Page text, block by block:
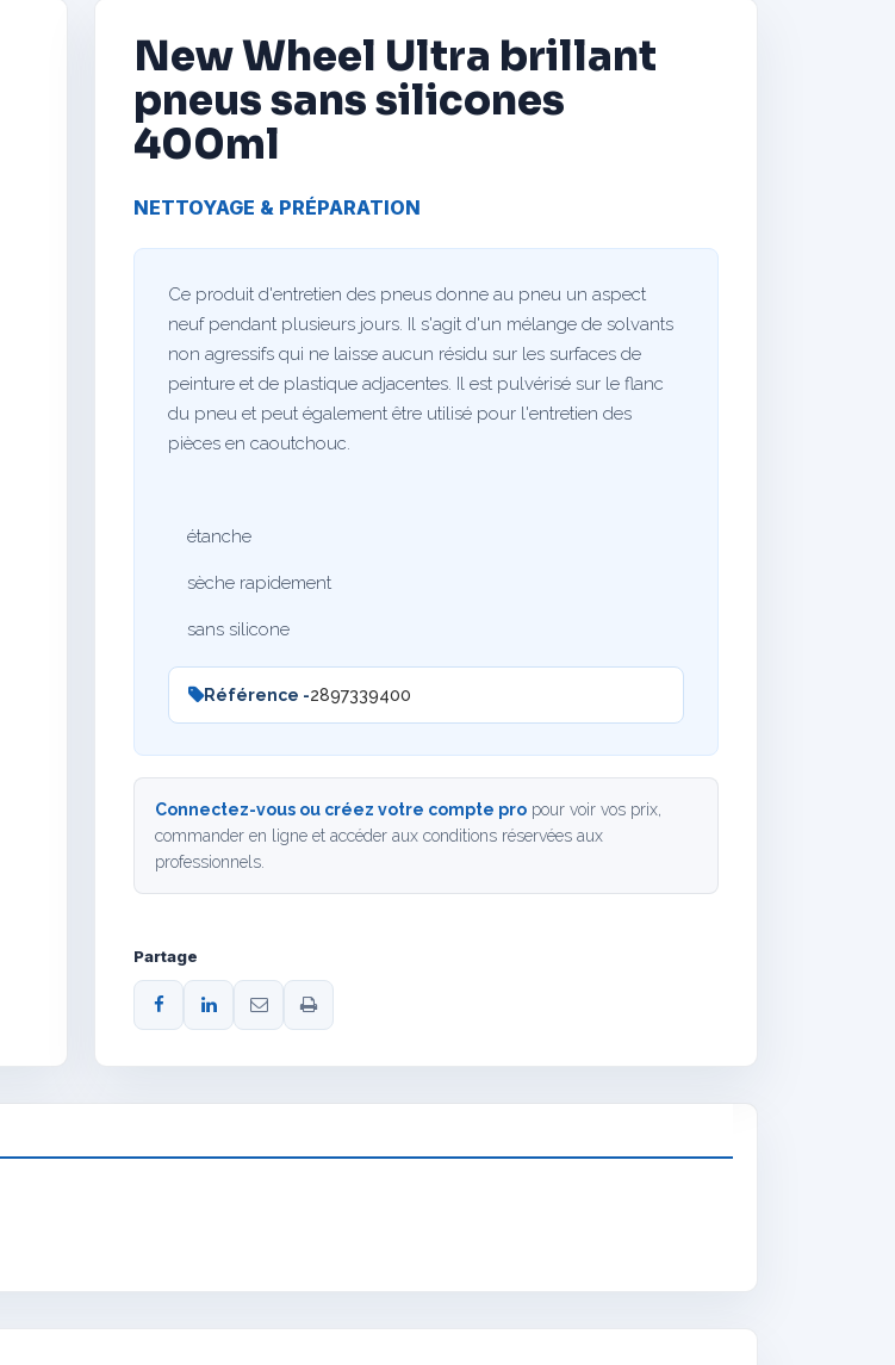
New Wheel Ultra brillant
pneus sans silicones
400ml
NETTOYAGE & PRÉPARATION
Ce produit d'entretien des pneus donne au pneu un aspect
neuf pendant plusieurs jours. Il s'agit d'un mélange de solvants
non agressifs qui ne laisse aucun résidu sur les surfaces de
peinture et de plastique adjacentes. Il est pulvérisé sur le flanc
du pneu et peut également être utilisé pour l'entretien des
pièces en caoutchouc.
étanche
sèche rapidement
sans silicone
Référence -2897339400
Connectez-vous ou créez votre compte pro pour voir vos prix,
commander en ligne et accéder aux conditions réservées aux
professionnels.
Partage